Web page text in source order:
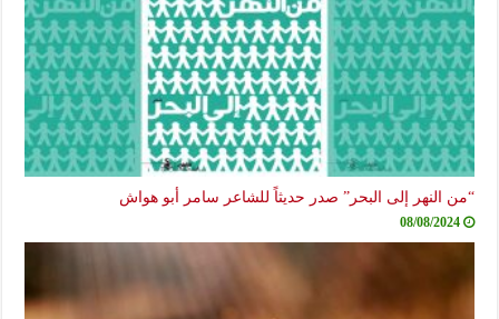
“من النهر إلى البحر” صدر حديثاً للشاعر سامر أبو هواش
08/08/2024